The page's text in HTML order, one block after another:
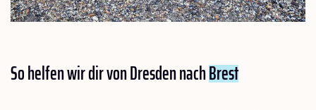
So helfen wir dir von Dresden nachBrest